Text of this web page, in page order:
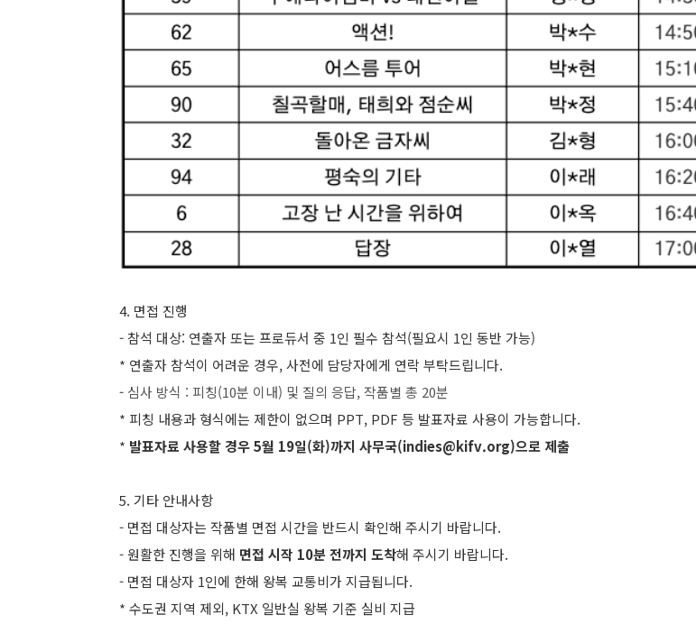
4. 면접 진행
- 참석 대상: 연출자 또는 프로듀서 중 1인 필수 참석(필요시 1인 동반 가능)
* 연출자 참석이 어려운 경우, 사전에 담당자에게 연락 부탁드립니다.
- 심사 방식 : 피칭(10분 이내) 및 질의 응답, 작품별 총 20분
* 피칭 내용과 형식에는 제한이 없으며 PPT, PDF 등 발표자료 사용이 가능합니다.
* 발표자료 사용할 경우 5월 19일(화)까지 사무국(indies@kifv.org)으로 제출
5. 기타 안내사항
- 면접 대상자는 작품별 면접 시간을 반드시 확인해 주시기 바랍니다.
- 원활한 진행을 위해 면접 시작 10분 전까지 도착해 주시기 바랍니다.
- 면접 대상자 1인에 한해 왕복 교통비가 지급됩니다.
* 수도권 지역 제외, KTX 일반실 왕복 기준 실비 지급